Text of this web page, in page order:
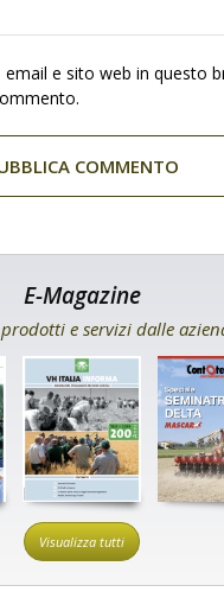
e sito web in questo
E-Magazine
e servizi dalle
Visualizza tutti